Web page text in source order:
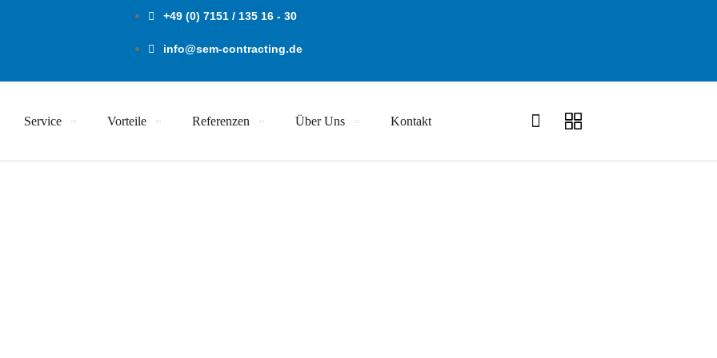
+49 (0) 7151 / 135 16 - 30
info@sem-contracting.de
Service Vorteile Referenzen Über Uns Kontakt